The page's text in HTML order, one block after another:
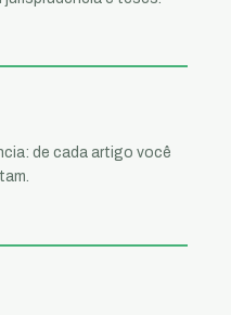
de cada artigo você